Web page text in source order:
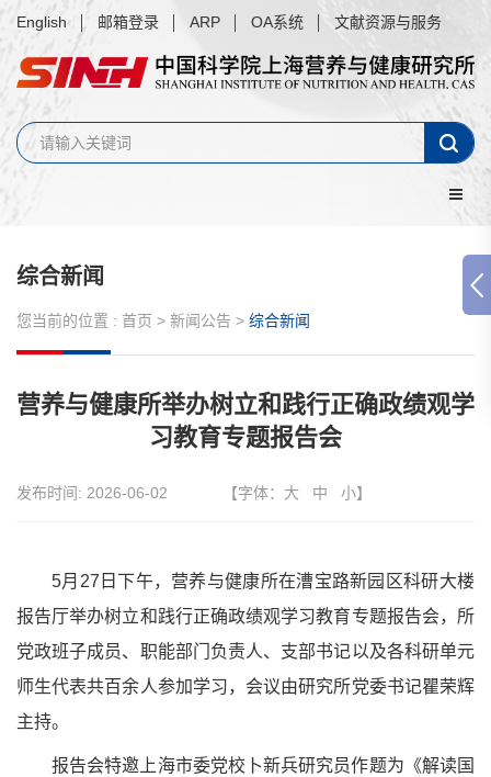
English 邮箱登录 ARP OA系统 文献资源与服务
综合新闻
您当前的位置 : 首页 > 新闻公告 > 综合新闻
营养与健康所举办树立和践行正确政绩观学
习教育专题报告会
发布时间: 2026-06-02 【字体： 大 中 小】
5月27日下午，营养与健康所在漕宝路新园区科研大楼
报告厅举办树立和践行正确政绩观学习教育专题报告会，所
党政班子成员、职能部门负责人、支部书记以及各科研单元
师生代表共百余人参加学习，会议由研究所党委书记瞿荣辉
主持。
报告会特邀上海市委党校卜新兵研究员作题为《解读国